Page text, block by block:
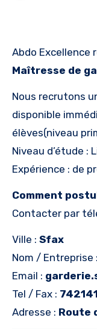
Abdo Excellence
Maîtresse de
Nous recrutons
disponible
élèves(niveau
Niveau d’étude :
Expérience : de
Comment
Contacter par
Ville : Sfax
Nom / Entreprise :
Email :
Tel / Fax :
Adresse : Route